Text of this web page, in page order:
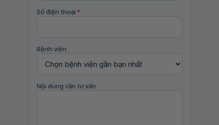
Số điện thoại *
Bệnh viện
Nội dung cần tư vấn